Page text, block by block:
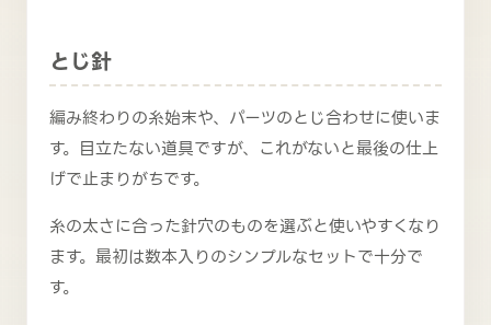
とじ針
編み終わりの糸始末や、パーツのとじ合わせに使いま
す。目立たない道具ですが、これがないと最後の仕上
げで止まりがちです。
糸の太さに合った針穴のものを選ぶと使いやすくなり
ます。最初は数本入りのシンプルなセットで十分で
す。